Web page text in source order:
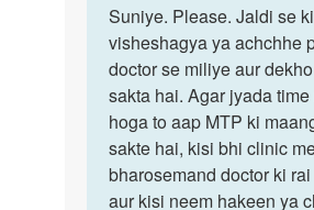
to
meri
wife
1month
se
pragnent…
by
sandy
Suniye.
Please.
Jaldi
se…
Suniye. Please. Jaldi se
visheshagya ya achchhe
doctor se miliye aur
sakta hai. Agar jyada
hoga to aap MTP ki
sakte hai, kisi bhi clinic
bharosemand doctor ki
aur kisi neem hakeen ya